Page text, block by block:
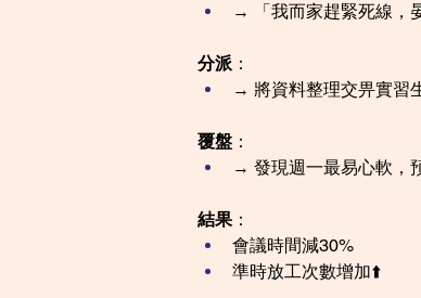
→ 「我而家趕緊死線，
分派 ：
→ 將資料整理交畀實習
覆盤 ：
→ 發現週一最易心軟，
結果：
會議時間減30%
準時放工次數增加⬆️